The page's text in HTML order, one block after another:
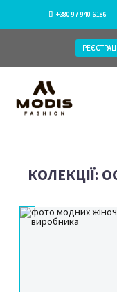
+380 97-940-6186
КОЛЕКЦІЇ: